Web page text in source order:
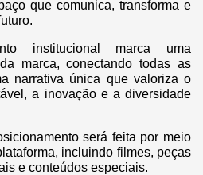
que comunica, transforma e
institucional marca uma
marca, conectando todas as
narrativa única que valoriza o
a inovação e a diversidade
será feita por meio
incluindo filmes, peças
e conteúdos especiais.